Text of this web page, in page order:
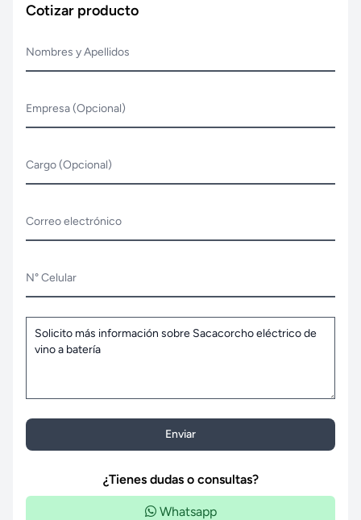
Cotizar producto
Nombres y Apellidos
Empresa (Opcional)
Cargo (Opcional)
Correo electrónico
N° Celular
Enviar
¿Tienes dudas o consultas?
Whatsapp